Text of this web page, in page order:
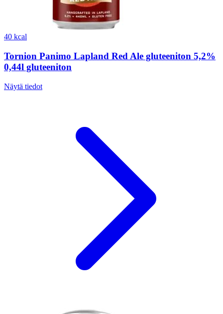
40 kcal
Tornion Panimo Lapland Red Ale gluteeniton 5,2%
0,44l gluteeniton
Näytä tiedot